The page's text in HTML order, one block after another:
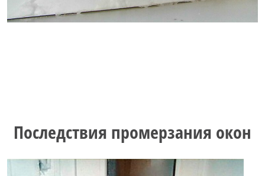
Последствия промерзания окон